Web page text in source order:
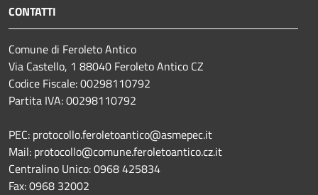
CONTATTI
Comune di Feroleto Antico
Via Castello, 1 88040 Feroleto Antico CZ
Codice Fiscale: 00298110792
Partita IVA: 00298110792
PEC: protocollo.feroletoantico@asmepec.it
Mail: protocollo@comune.feroletoantico.cz.it
Centralino Unico: 0968 425834
Fax: 0968 32002